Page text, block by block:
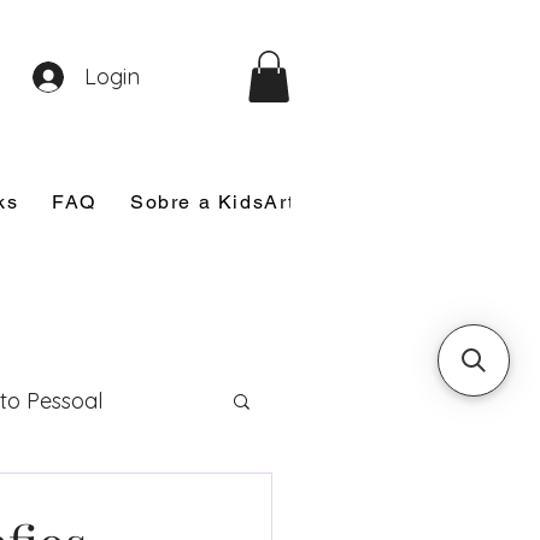
FAQ Sobre a KidsArt
Login
Pessoal